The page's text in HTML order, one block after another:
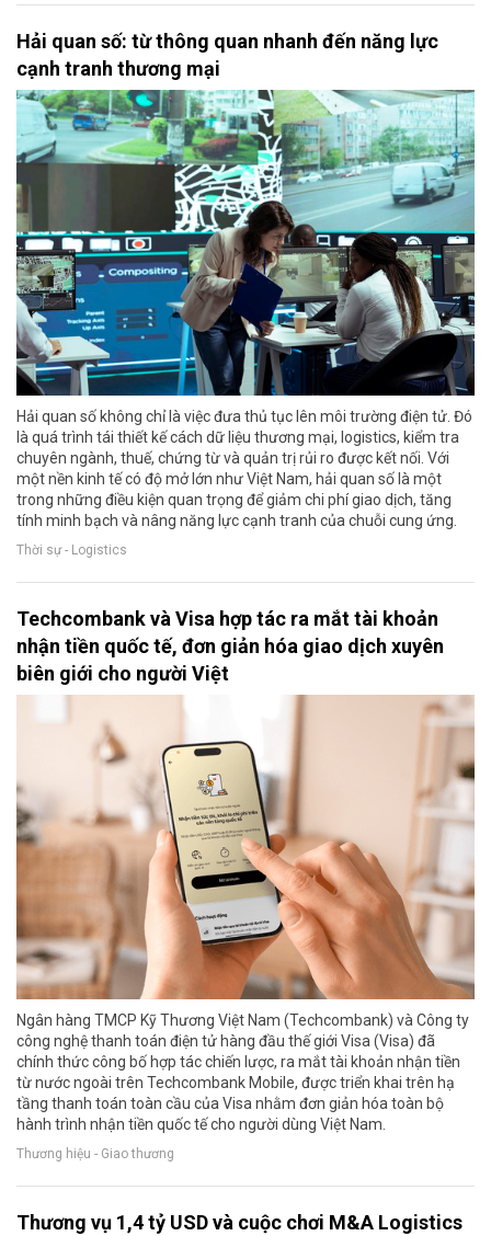
Hải quan số: từ thông quan nhanh đến năng lực
cạnh tranh thương mại
Hải quan số không chỉ là việc đưa thủ tục lên môi trường điện tử. Đó
là quá trình tái thiết kế cách dữ liệu thương mại, logistics, kiểm tra
chuyên ngành, thuế, chứng từ và quản trị rủi ro được kết nối. Với
một nền kinh tế có độ mở lớn như Việt Nam, hải quan số là một
trong những điều kiện quan trọng để giảm chi phí giao dịch, tăng
tính minh bạch và nâng năng lực cạnh tranh của chuỗi cung ứng.
Thời sự - Logistics
Techcombank và Visa hợp tác ra mắt tài khoản
nhận tiền quốc tế, đơn giản hóa giao dịch xuyên
biên giới cho người Việt
Ngân hàng TMCP Kỹ Thương Việt Nam (Techcombank) và Công ty
công nghệ thanh toán điện tử hàng đầu thế giới Visa (Visa) đã
chính thức công bố hợp tác chiến lược, ra mắt tài khoản nhận tiền
từ nước ngoài trên Techcombank Mobile, được triển khai trên hạ
tầng thanh toán toàn cầu của Visa nhằm đơn giản hóa toàn bộ
hành trình nhận tiền quốc tế cho người dùng Việt Nam.
Thương hiệu - Giao thương
Thương vụ 1,4 tỷ USD và cuộc chơi M&A Logistics